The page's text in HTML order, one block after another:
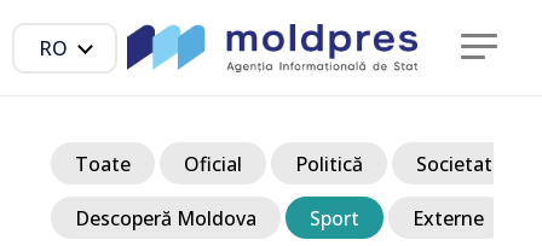
RO
Toate Oficial Politică Societate
Descoperă Moldova Sport Externe